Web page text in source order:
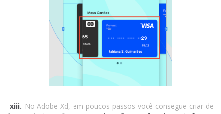
xiii. No Adobe Xd, em poucos passos você consegue criar de